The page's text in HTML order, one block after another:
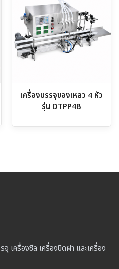
เครื่องบรรจุของเหลว 4 หัว
รุ่น DTPP4B
เครื่องซีล เครื่องปิดฝา และเครื่อง